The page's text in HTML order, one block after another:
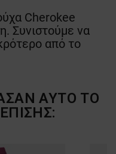
Cherokee
Συνιστούμε να
από το
ΑΥΤΌ ΤΟ